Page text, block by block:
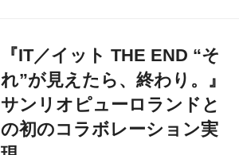
サンリオピューロランドと
の初のコラボレーション実
現